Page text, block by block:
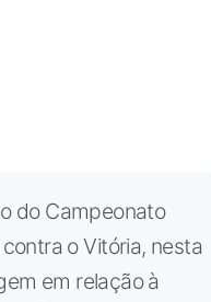
do Campeonato
o Vitória, nesta
em relação à